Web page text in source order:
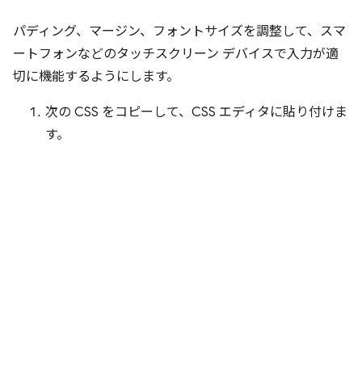
パディング、マージン、フォントサイズを調整して、スマ
ートフォンなどのタッチスクリーン デバイスで入力が適
切に機能するようにします。
次の CSS をコピーして、CSS エディタに貼り付けま
す。